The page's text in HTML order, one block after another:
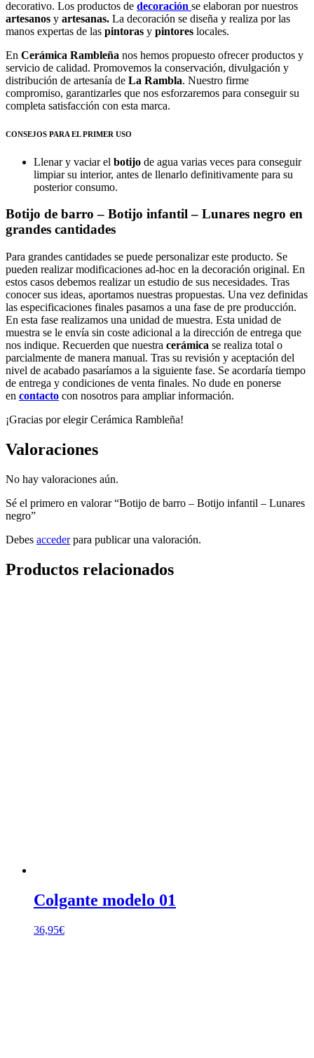
decorativo. Los productos de decoración se elaboran por nuestros
artesanos y artesanas. La decoración se diseña y realiza por las
manos expertas de las pintoras y pintores locales.
En Cerámica Rambleña nos hemos propuesto ofrecer productos y
servicio de calidad. Promovemos la conservación, divulgación y
distribución de artesanía de La Rambla. Nuestro firme
compromiso, garantizarles que nos esforzaremos para conseguir su
completa satisfacción con esta marca.
CONSEJOS PARA EL PRIMER USO
Llenar y vaciar el botijo de agua varias veces para conseguir
limpiar su interior, antes de llenarlo definitivamente para su
posterior consumo.
Botijo de barro – Botijo infantil – Lunares negro en
grandes cantidades
Para grandes cantidades se puede personalizar este producto. Se
pueden realizar modificaciones ad-hoc en la decoración original. En
estos casos debemos realizar un estudio de sus necesidades. Tras
conocer sus ideas, aportamos nuestras propuestas. Una vez definidas
las especificaciones finales pasamos a una fase de pre producción.
En esta fase realizamos una unidad de muestra. Esta unidad de
muestra se le envía sin coste adicional a la dirección de entrega que
nos indique. Recuerden que nuestra cerámica se realiza total o
parcialmente de manera manual. Tras su revisión y aceptación del
nivel de acabado pasaríamos a la siguiente fase. Se acordaría tiempo
de entrega y condiciones de venta finales. No dude en ponerse
en contacto con nosotros para ampliar información.
¡Gracias por elegir Cerámica Rambleña!
Valoraciones
No hay valoraciones aún.
Sé el primero en valorar “Botijo de barro – Botijo infantil – Lunares
negro”
Debes accederpara publicar una valoración.
Productos relacionados
Colgante modelo 01
36,95€